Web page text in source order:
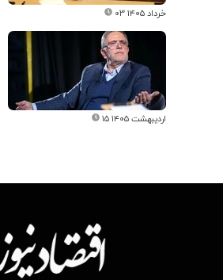
۰۳ خرداد ۱۴۰۵
۱۵ اردیبهشت ۱۴۰۵